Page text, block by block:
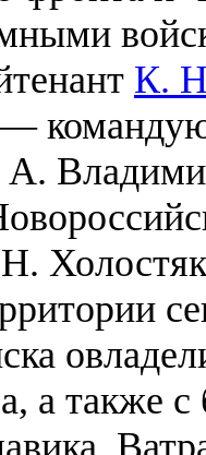
К.
—
а также